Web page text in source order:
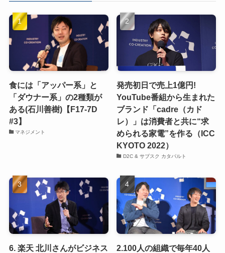
食には「アッパー系」と
「ダウナー系」の2種類が
ある(石川善樹)【F17-7D
#3】
マネジメント
発売初日で売上1億円!
YouTube番組から生まれた
ブランド「cadre（カド
レ）」は消費者と共に“求
められる家電”を作る（ICC
KYOTO 2022）
D2C & サブスク カタパルト
6. 楽天 北川さんがビジネス
2.100人の組織で毎年40人